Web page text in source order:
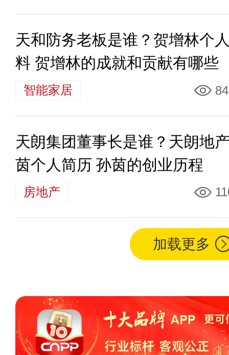
天和防务老板是谁？贺增林个
料 贺增林的成就和贡献有哪些
智能家居
天朗集团董事长是谁？天朗地
茵个人简历 孙茵的创业历程
房地产
加载更多